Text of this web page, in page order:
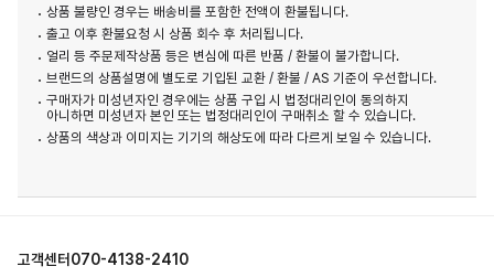
상품 불량인 경우는 배송비를 포함한 전액이 환불됩니다.
출고 이후 환불요청 시 상품 회수 후 처리됩니다.
얼리 등 주문제작상품 등은 변심에 따른 반품 / 환불이 불가합니다.
브랜드의 상품설명에 별도로 기입된 교환 / 환불 / AS 기준이 우선합니다.
구매자가 미성년자인 경우에는 상품 구입 시 법정대리인이 동의하지
아니하면 미성년자 본인 또는 법정대리인이 구매취소 할 수 있습니다.
상품의 색상과 이미지는 기기의 해상도에 따라 다르게 보일 수 있습니다.
고객센터 070-4138-2410